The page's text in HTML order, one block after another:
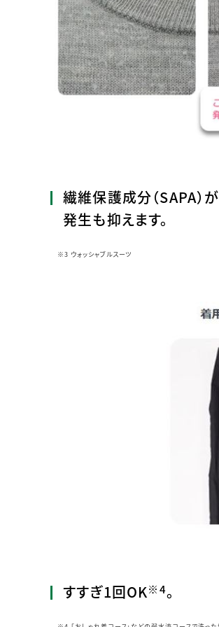
繊維保護成分（SAPA）
発生も抑えます。
※3 ウォッシャブルスーツ
すすぎ1回OK※4。